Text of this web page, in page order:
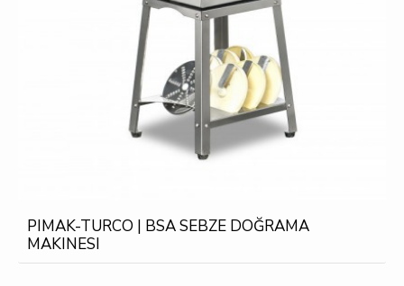
PIMAK-TURCO | BSA SEBZE DOĞRAMA
MAKINESI